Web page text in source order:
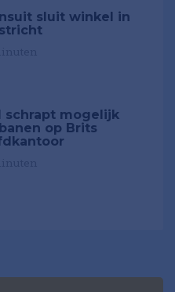
sluit winkel in
schrapt mogelijk
op Brits